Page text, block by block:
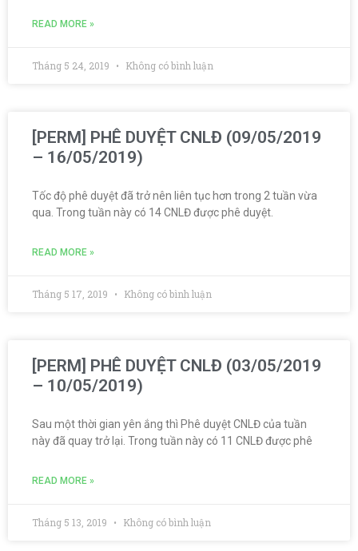
READ MORE »
Tháng 5 24, 2019 Không có bình luận
[PERM] PHÊ DUYỆT CNLĐ (09/05/2019
– 16/05/2019)
Tốc độ phê duyệt đã trở nên liên tục hơn trong 2 tuần vừa
qua. Trong tuần này có 14 CNLĐ được phê duyệt.
READ MORE »
Tháng 5 17, 2019 Không có bình luận
[PERM] PHÊ DUYỆT CNLĐ (03/05/2019
– 10/05/2019)
Sau một thời gian yên ắng thì Phê duyệt CNLĐ của tuần
này đã quay trở lại. Trong tuần này có 11 CNLĐ được phê
READ MORE »
Tháng 5 13, 2019 Không có bình luận